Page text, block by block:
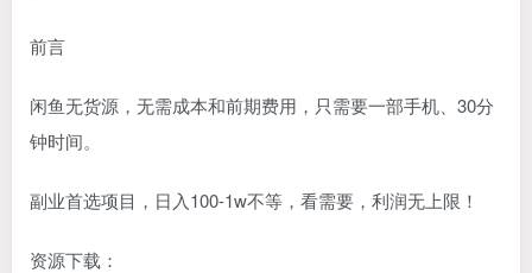
前言
闲鱼无货源 ，无需成本和前期费用，只需要一部手机、30分
钟时间。
副业首选项目，日入100-1w不等，看需要，利润无上限！
资源下载：